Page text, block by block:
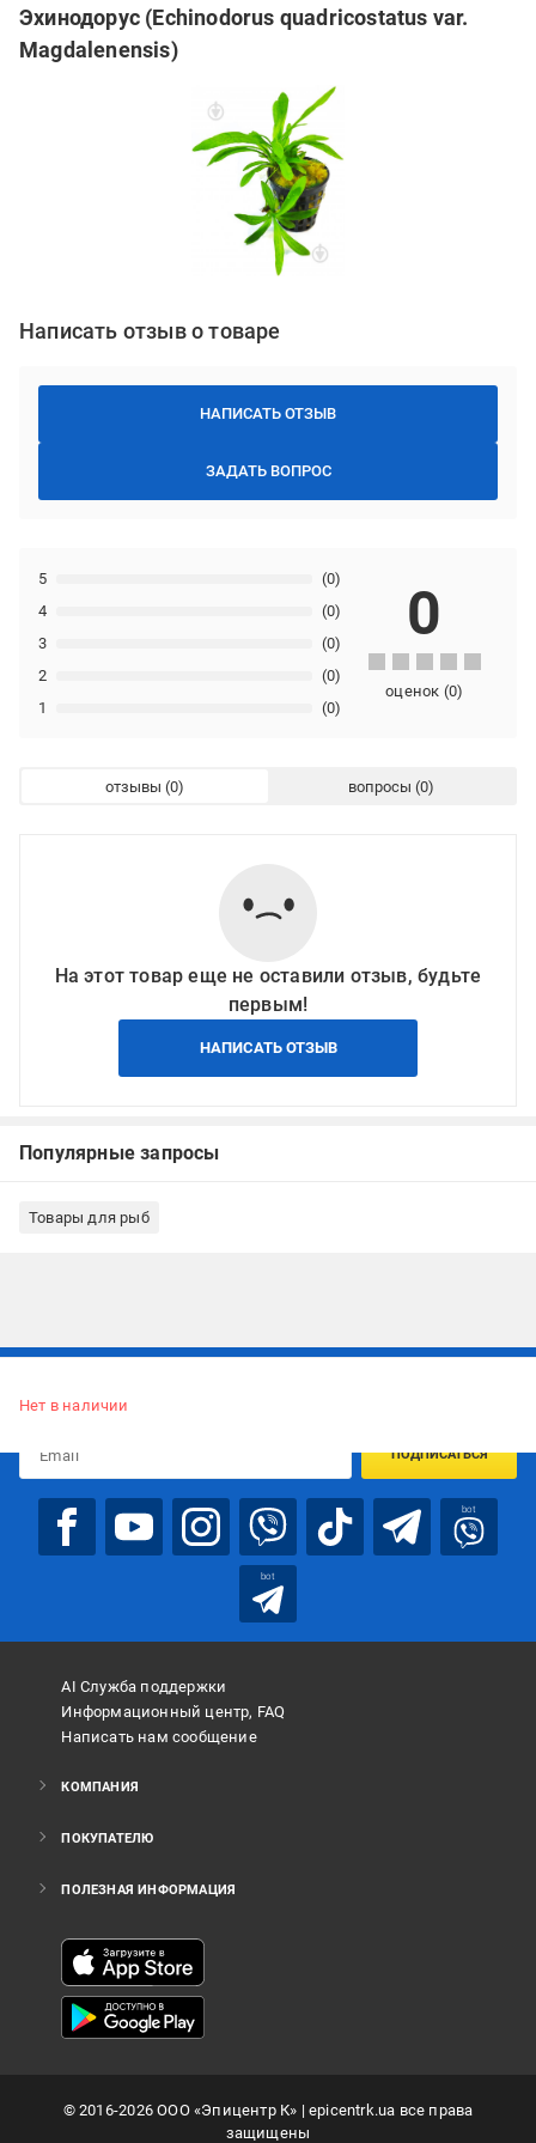
Эхинодорус (Echinodorus quadricostatus var.
Magdalenensis)
Написать отзыв о товаре
НАПИСАТЬ ОТЗЫВ
ЗАДАТЬ ВОПРОС
1 (0)
2 (0)
3 (0)
4 (0)
5 (0)
0
оценок (0)
отзывы вопросы
На этот товар еще не оставили отзыв, будьте
первым!
НАПИСАТЬ ОТЗЫВ
Популярные запросы
Товары для рыб
Нет в наличии
ПОДПИСАТЬСЯ
bot
bot
AI Служба поддержки
Информационный центр, FAQ
Написать нам сообщение
КОМПАНИЯ
ПОКУПАТЕЛЮ
ПОЛЕЗНАЯ ИНФОРМАЦИЯ
©2016-2026ООО «Эпицентр К» | epicentrk.ua все права
защищены